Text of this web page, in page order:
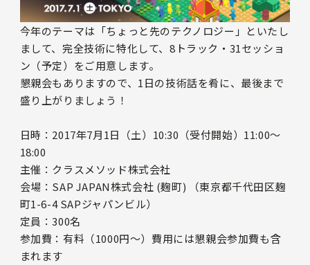
今年のテーマは「ちょっと先のテクノロジー」といたし
まして、完全技術に特化して、8トラック・31セッショ
ン（予定）をご用意します。
懇親会もありますので、1日の技術話を肴に、最後まで
盛り上がりましょう！
日時：2017年7月1日（土）10:30（受付開始）11:00～
18:00
主催：クラスメソッド株式会社
会場：SAP JAPAN株式会社 (麹町) （東京都千代田区麹
町1-6-4 SAPジャパンビル）
定員：300名
参加費：有料（1000円～）費用には懇親会参加費も含
まれます